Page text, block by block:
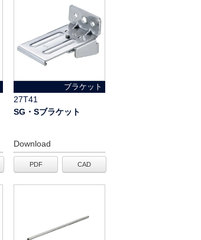
ブラケット
27T41
SG・Sブラケット
Download
PDF CAD